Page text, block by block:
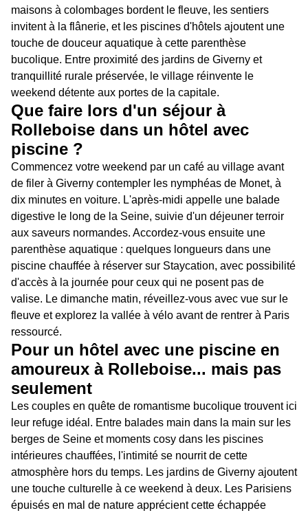
maisons à colombages bordent le fleuve, les sentiers
invitent à la flânerie, et les piscines d'hôtels ajoutent une
touche de douceur aquatique à cette parenthèse
bucolique. Entre proximité des jardins de Giverny et
tranquillité rurale préservée, le village réinvente le
weekend détente aux portes de la capitale.
Que faire lors d'un séjour à
Rolleboise dans un hôtel avec
piscine ?
Commencez votre weekend par un café au village avant
de filer à Giverny contempler les nymphéas de Monet, à
dix minutes en voiture. L'après-midi appelle une balade
digestive le long de la Seine, suivie d'un déjeuner terroir
aux saveurs normandes. Accordez-vous ensuite une
parenthèse aquatique : quelques longueurs dans une
piscine chauffée à réserver sur Staycation, avec possibilité
d'accès à la journée pour ceux qui ne posent pas de
valise. Le dimanche matin, réveillez-vous avec vue sur le
fleuve et explorez la vallée à vélo avant de rentrer à Paris
ressourcé.
Pour un hôtel avec une piscine en
amoureux à Rolleboise... mais pas
seulement
Les couples en quête de romantisme bucolique trouvent ici
leur refuge idéal. Entre balades main dans la main sur les
berges de Seine et moments cosy dans les piscines
intérieures chauffées, l'intimité se nourrit de cette
atmosphère hors du temps. Les jardins de Giverny ajoutent
une touche culturelle à ce weekend à deux. Les Parisiens
épuisés en mal de nature apprécient cette échappée